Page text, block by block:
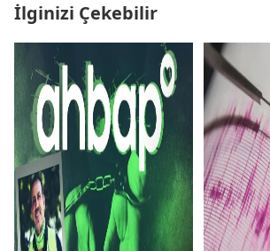
İlginizi Çekebilir